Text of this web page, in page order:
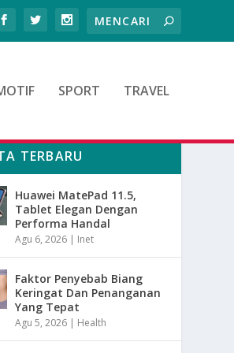
SPORT TRAVEL
TERBARU
Huawei MatePad 11.5,
Tablet Elegan Dengan
Performa Handal
Agu 6, 2026 | Inet
Faktor Penyebab Biang
Keringat Dan Penanganan
Yang Tepat
Agu 5, 2026 | Health